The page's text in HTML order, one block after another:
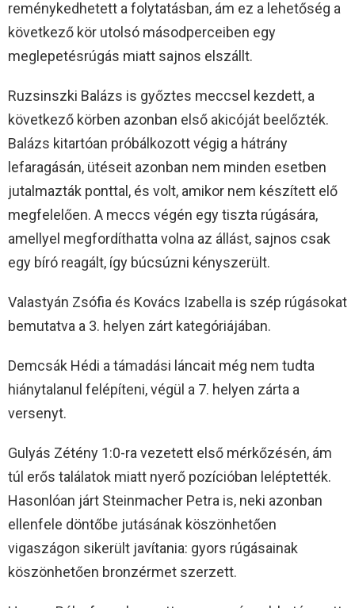
reménykedhetett a folytatásban, ám ez a lehetőség a
következő kör utolsó másodperceiben egy
meglepetésrúgás miatt sajnos elszállt.
Ruzsinszki Balázs is győztes meccsel kezdett, a
következő körben azonban első akicóját beelőzték.
Balázs kitartóan próbálkozott végig a hátrány
lefaragásán, ütéseit azonban nem minden esetben
jutalmazták ponttal, és volt, amikor nem készített elő
megfelelően. A meccs végén egy tiszta rúgására,
amellyel megfordíthatta volna az állást, sajnos csak
egy bíró reagált, így búcsúzni kényszerült.
Valastyán Zsófia és Kovács Izabella is szép rúgásokat
bemutatva a 3. helyen zárt kategóriájában.
Demcsák Hédi a támadási láncait még nem tudta
hiánytalanul felépíteni, végül a 7. helyen zárta a
versenyt.
Gulyás Zétény 1:0-ra vezetett első mérkőzésén, ám
túl erős találatok miatt nyerő pozícióban leléptették.
Hasonlóan járt Steinmacher Petra is, neki azonban
ellenfele döntőbe jutásának köszönhetően
vigaszágon sikerült javítania: gyors rúgásainak
köszönhetően bronzérmet szerzett.